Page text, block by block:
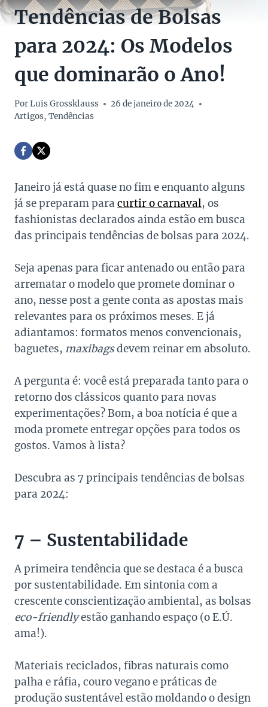
Tendências de Bolsas
para 2024: Os Modelos
que dominarão o Ano!
PorLuis Grossklauss
26 de janeiro de 2024
Artigos, Tendências
Janeiro já está quase no fim e enquanto alguns
já se preparam para curtir o carnaval, os
fashionistas declarados ainda estão em busca
das principais tendências de bolsas para 2024.
Seja apenas para ficar antenado ou então para
arrematar o modelo que promete dominar o
ano, nesse post a gente conta as apostas mais
relevantes para os próximos meses. E já
adiantamos: formatos menos convencionais,
baguetes, maxibagsdevem reinar em absoluto.
A pergunta é: você está preparada tanto para o
retorno dos clássicos quanto para novas
experimentações? Bom, a boa notícia é que a
moda promete entregar opções para todos os
gostos. Vamos à lista?
Descubra as 7 principais tendências de bolsas
para 2024:
7 – Sustentabilidade
A primeira tendência que se destaca é a busca
por sustentabilidade. Em sintonia com a
crescente conscientização ambiental, as bolsas
eco-friendlyestão ganhando espaço (o E.Ú.
ama!).
Materiais reciclados, fibras naturais como
palha e ráfia, couro vegano e práticas de
produção sustentável estão moldando o design